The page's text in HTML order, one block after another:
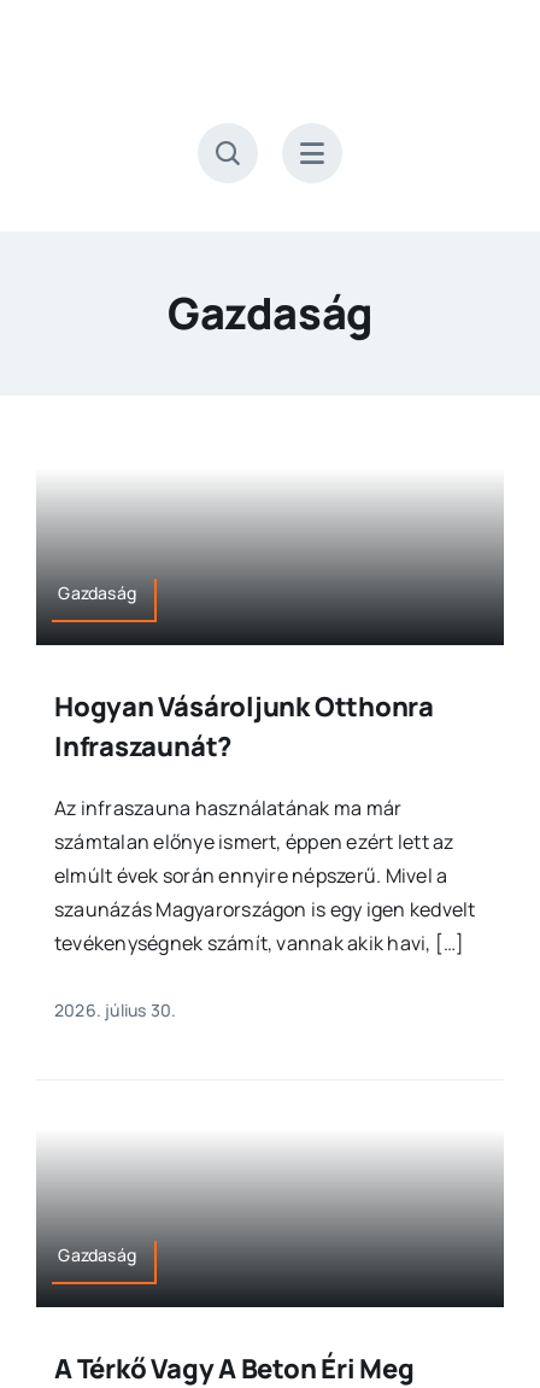
Gazdaság
Gazdaság
Hogyan Vásároljunk Otthonra
Infraszaunát?
Az infraszauna használatának ma már
számtalan előnye ismert, éppen ezért lett az
elmúlt évek során ennyire népszerű. Mivel a
szaunázás Magyarországon is egy igen kedvelt
tevékenységnek számít, vannak akik havi, […]
2026. július 30.
Gazdaság
A Térkő Vagy A Beton Éri Meg